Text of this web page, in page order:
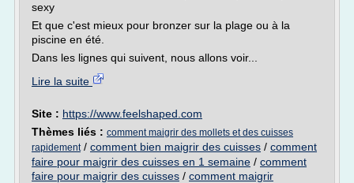
sexy
Et que c'est mieux pour bronzer sur la plage ou à la
piscine en été.
Dans les lignes qui suivent, nous allons voir...
Lire la suite
Site : https://www.feelshaped.com
Thèmes liés : comment maigrir des mollets et des cuisses
rapidement/ comment bien maigrir des cuisses / comment
faire pour maigrir des cuisses en 1 semaine / comment
faire pour maigrir des cuisses / comment maigrir